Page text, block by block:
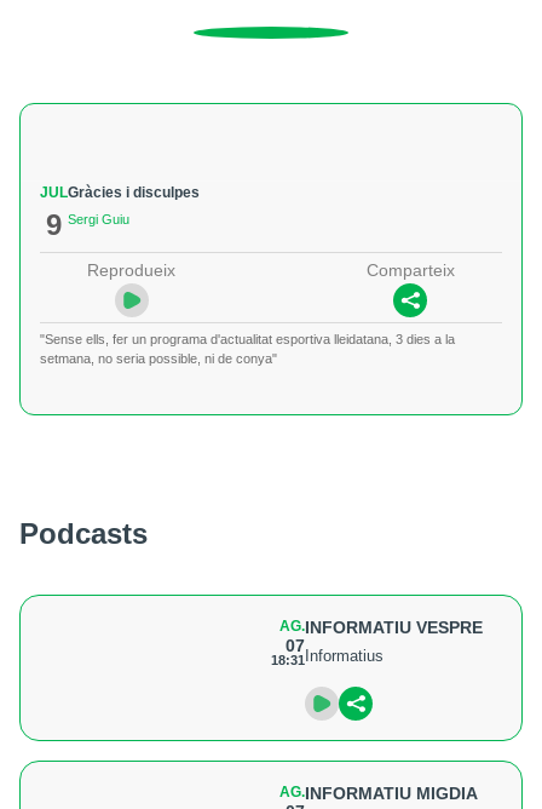
JUL
9
Gràcies i disculpes
Sergi Guiu
Reprodueix Comparteix
"Sense ells, fer un programa d'actualitat esportiva lleidatana, 3 dies a la
setmana, no seria possible, ni de conya"
Podcasts
AG.
07
18:31
INFORMATIU VESPRE
Informatius
AG.INFORMATIU MIGDIA